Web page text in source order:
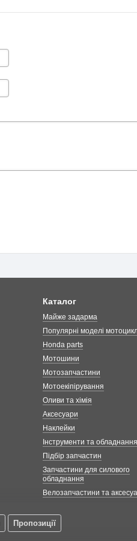
Каталог
Майже задарма
Популярні моделі
Honda parts
Мотошини
Мотозапчастини
Мотоекіпірування
Оливи та хімія
Аксесуари
Наклейки
Інструменти та обладнання
Підбір запчастин
Запчастини для силового
обладнання
Велозапчастини та
Пропозиції